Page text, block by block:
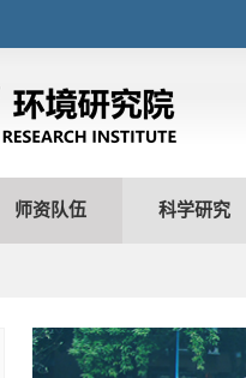
师资队伍 科学研究